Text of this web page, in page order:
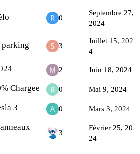
0
Septembre 27,
2024
parking 3
Juillet 15, 202
4
2 Juin 18, 2024
Chargee 0 Mai 9, 2024
3 0 Mars 3, 2024
3
Février 25, 20
24